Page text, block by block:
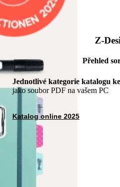
Z-
Přehled
Jednotlivé kategorie katalogu
jako soubor PDF na vašem PC
Katalog online 2025